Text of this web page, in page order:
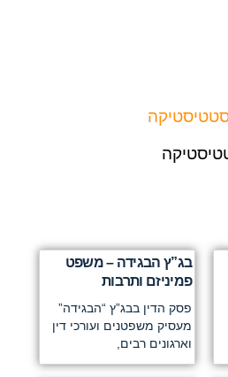
בג”ץ הבגידה – משפט
פמיניזם ותרבות
פסק הדין בבג”ץ “הבגידה”
מעסיק משפטנים ועורכי דין
וארגונים רבים,